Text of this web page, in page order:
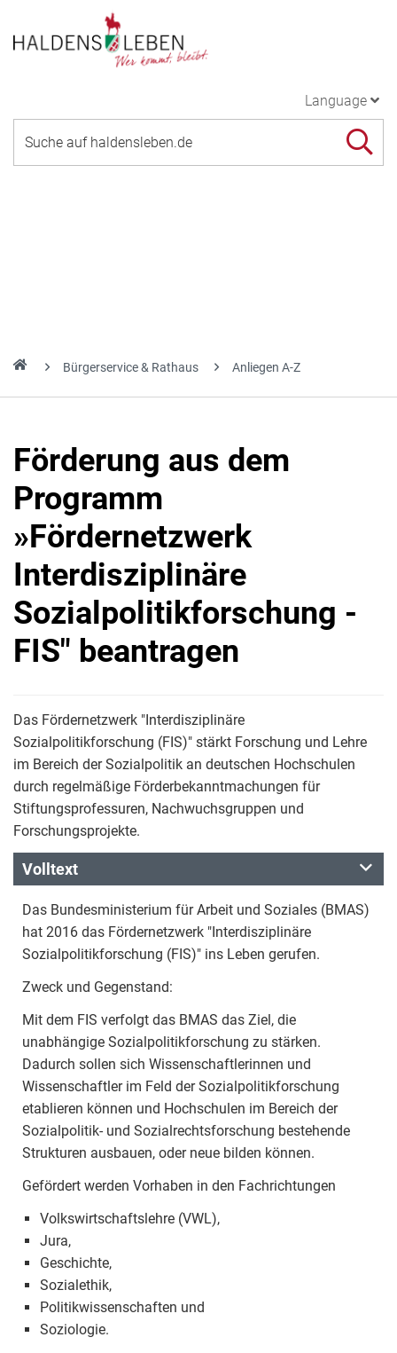
Language
Bürgerservice & Rathaus Anliegen A-Z
Förderung aus dem
Programm
»Fördernetzwerk
Interdisziplinäre
Sozialpolitikforschung -
FIS" beantragen
Das Fördernetzwerk "Interdisziplinäre
Sozialpolitikforschung (FIS)" stärkt Forschung und Lehre
im Bereich der Sozialpolitik an deutschen Hochschulen
durch regelmäßige Förderbekanntmachungen für
Stiftungsprofessuren, Nachwuchsgruppen und
Forschungsprojekte.
Volltext
Das Bundesministerium für Arbeit und Soziales (BMAS)
hat 2016 das Fördernetzwerk "Interdisziplinäre
Sozialpolitikforschung (FIS)" ins Leben gerufen.
Zweck und Gegenstand:
Mit dem FIS verfolgt das BMAS das Ziel, die
unabhängige Sozialpolitikforschung zu stärken.
Dadurch sollen sich Wissenschaftlerinnen und
Wissenschaftler im Feld der Sozialpolitikforschung
etablieren können und Hochschulen im Bereich der
Sozialpolitik- und Sozialrechtsforschung bestehende
Strukturen ausbauen, oder neue bilden können.
Gefördert werden Vorhaben in den Fachrichtungen
Volkswirtschaftslehre (VWL),
Jura,
Geschichte,
Sozialethik,
Politikwissenschaften und
Soziologie.